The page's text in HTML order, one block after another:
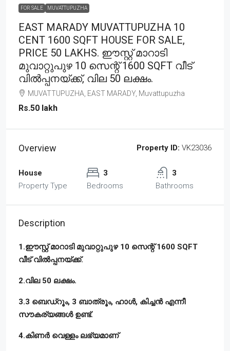
FOR SALE MUVATTUPUZHA
EAST MARADY MUVATTUPUZHA 10
CENT 1600 SQFT HOUSE FOR SALE,
PRICE 50 LAKHS. ഈസ്റ്റ്‌ മാറാടി
മുവാറ്റുപുഴ 10 സെന്റ് 1600 SQFT വീട്
വിൽപ്പനയ്ക്ക്, വില 50 ലക്ഷം.
MUVATTUPUZHA, EAST MARADY, Muvattupuzha
Rs.50 lakh
Overview Property ID: VK23036
House
Property Type
3
Bedrooms
3
Bathrooms
Description
1.ഈസ്റ്റ്‌ മാറാടി മുവാറ്റുപുഴ 10 സെന്റ് 1600 SQFT
വീട് വിൽപ്പനയ്ക്ക്.
2.വില 50 ലക്ഷം.
3.3 ബെഡ്‌റൂം, 3 ബാത്രൂം, ഹാൾ, കിച്ചൻ എന്നീ
സൗകര്യങ്ങൾ ഉണ്ട്‌.
4.കിണർ വെള്ളം ലഭ്യമാണ്